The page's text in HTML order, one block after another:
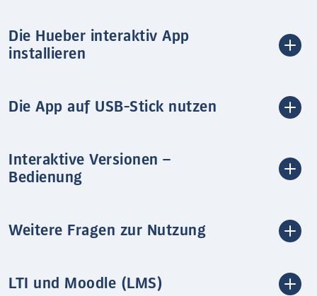
Die Hueber interaktiv App
installieren
Die App auf USB-Stick nutzen
Interaktive Versionen –
Bedienung
Weitere Fragen zur Nutzung
LTI und Moodle (LMS)